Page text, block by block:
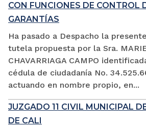
CON FUNCIONES DE CONTROL
GARANTÍAS
Ha pasado a Despacho la
tutela propuesta por la Sra.
CHAVARRIAGA CAMPO
cédula de ciudadanía No.
actuando en nombre propio, en...
JUZGADO 11 CIVIL MUNICIPAL
DE CALI